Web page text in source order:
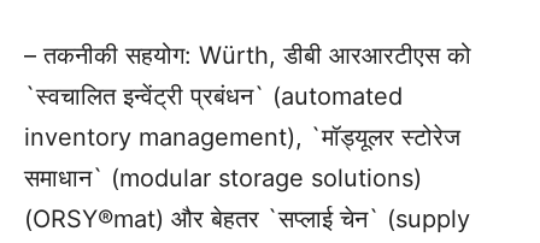
– तकनीकी सहयोग: Würth, डीबी आरआरटीएस को
`स्वचालित इन्वेंट्री प्रबंधन` (automated
inventory management), `मॉड्यूलर स्टोरेज
समाधान` (modular storage solutions)
(ORSY®mat) और बेहतर `सप्लाई चेन` (supply